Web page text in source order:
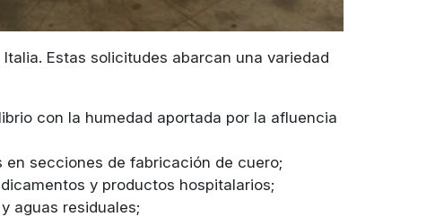
Estas solicitudes abarcan una variedad
con la humedad aportada por la afluencia
secciones de fabricación de cuero;
y productos hospitalarios;
aguas residuales;